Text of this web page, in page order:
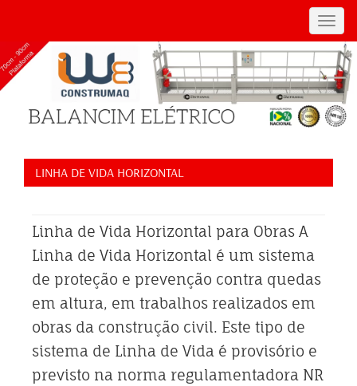
LINHA DE VIDA HORIZONTAL
Linha de Vida Horizontal para Obras A
Linha de Vida Horizontal é um sistema
de proteção e prevenção contra quedas
em altura, em trabalhos realizados em
obras da construção civil. Este tipo de
sistema de Linha de Vida é provisório e
previsto na norma regulamentadora NR